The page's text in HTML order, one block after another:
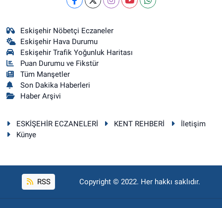
Eskişehir Nöbetçi Eczaneler
Eskişehir Hava Durumu
Eskişehir Trafik Yoğunluk Haritası
Puan Durumu ve Fikstür
Tüm Manşetler
Son Dakika Haberleri
Haber Arşivi
ESKİŞEHİR ECZANELERİ KENT REHBERİ
İletişim
Künye
RSS Copyright © 2022. Her hakkı saklıdır.